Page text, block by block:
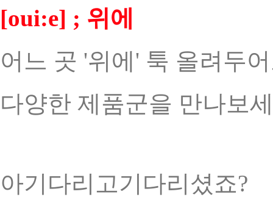
[oui:e] ; 위에
어느 곳 '위에' 툭 올려두
다양한 제품군을 만나보
아기다리고기다리셨죠?